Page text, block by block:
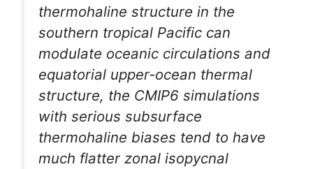
thermohaline structure in the
southern tropical Pacific can
modulate oceanic circulations and
equatorial upper-ocean thermal
structure, the CMIP6 simulations
with serious subsurface
thermohaline biases tend to have
much flatter zonal isopycnal